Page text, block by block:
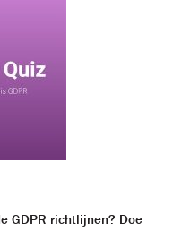
GDPR richtlijnen? Doe